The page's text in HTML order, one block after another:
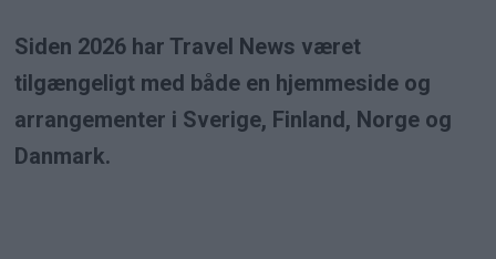
Siden 2026 har Travel News været
tilgængeligt med både en hjemmeside og
arrangementer i Sverige, Finland, Norge og
Danmark.